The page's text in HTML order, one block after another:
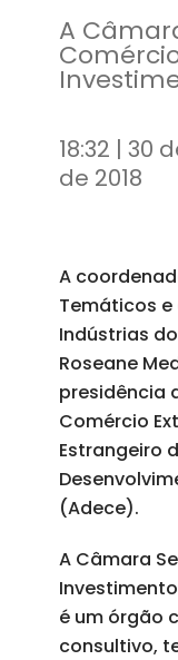
A
um
18:32 | 30
de 2018
A
Temáticos
Indústrias
Roseane
presidência
Comércio
Estrangeiro
(Adece).
A Câmara
é um órgão
consultivo,